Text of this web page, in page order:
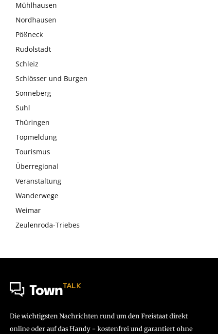
Mühlhausen
Nordhausen
Pößneck
Rudolstadt
Schleiz
Schlösser und Burgen
Sonneberg
Suhl
Thüringen
Topmeldung
Tourismus
Überregional
Veranstaltung
Wanderwege
Weimar
Zeulenroda-Triebes
TownTALK
Die wichtigsten Nachrichten rund um den Freistaat direkt
online oder auf das Handy - kostenfrei und garantiert ohne